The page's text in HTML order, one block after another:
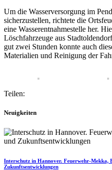
Um die Wasserversorgung im
sicherzustellen, richtete die
eine Wasserentnahmestelle her.
Löschfahrzeuge aus
gut zwei Stunden konnte auch
Materialien und Reinigung der
Teilen:
Neuigkeiten
Interschutz in Hannover. Feuerwehr-Mekka,
Zukunftsentwicklungen